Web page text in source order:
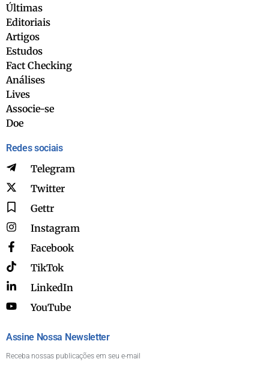
Últimas
Editoriais
Artigos
Estudos
Fact Checking
Análises
Lives
Associe-se
Doe
Redes sociais
Telegram
Twitter
Gettr
Instagram
Facebook
TikTok
LinkedIn
YouTube
Assine Nossa Newsletter
Receba nossas publicações em seu e-mail